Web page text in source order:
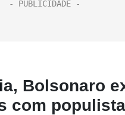
Bolsonaro
com populista